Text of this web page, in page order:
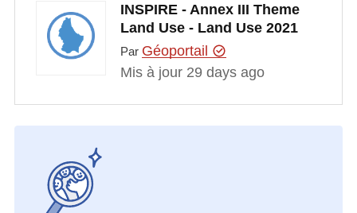
INSPIRE - Annex III Theme
Land Use - Land Use 2021
Par Géoportail
Mis à jour 29 days ago